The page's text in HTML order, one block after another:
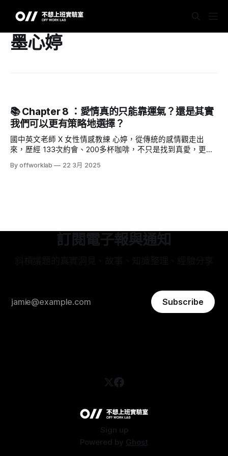
墨心婷
📚 Chapter 8 ：愛情真的只能靠運氣？還是其實
我們可以更有策略地選擇？
國中英文老師 X 女性情感教練 心婷，從傳統的感情觀走出
來，歷經 133次約會、200多杯咖啡，不只是找到真愛，更找
是一場深度的自我探索。
By offworklab 22 3月 2025
訂閱電子報與通知
Subscribe
Sign up
Powered by Ghost